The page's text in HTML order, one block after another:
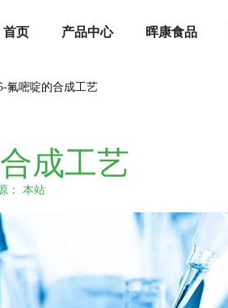
首页 产品中心 晖康食品
氟嘧啶的合成工艺
成工艺
： 本站